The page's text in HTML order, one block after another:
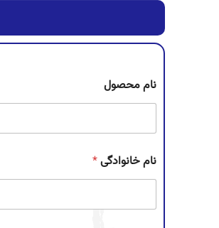
نام محصول
نام خانوادگی*